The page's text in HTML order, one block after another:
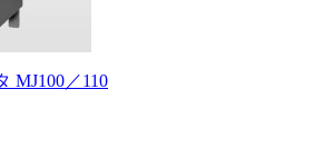
MJ100／110